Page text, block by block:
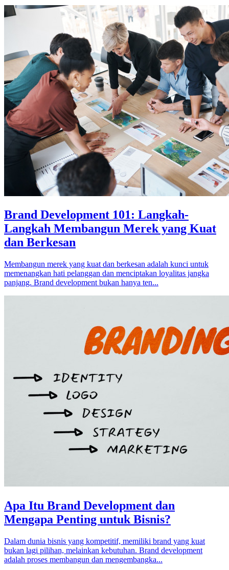
Brand Development 101: Langkah-
Langkah Membangun Merek yang Kuat
dan Berkesan
Membangun merek yang kuat dan berkesan adalah kunci untuk
memenangkan hati pelanggan dan menciptakan loyalitas jangka
panjang. Brand development bukan hanya ten...
Apa Itu Brand Development dan
Mengapa Penting untuk Bisnis?
Dalam dunia bisnis yang kompetitif, memiliki brand yang kuat
bukan lagi pilihan, melainkan kebutuhan. Brand development
adalah proses membangun dan mengembangka...